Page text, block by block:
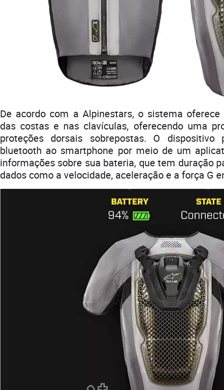
De acordo com a Alpinestars, o sistema
das costas e nas clavículas, oferecendo uma
proteções dorsais sobrepostas. O dispositivo
bluetooth ao smartphone por meio de um
informações sobre sua bateria, que tem duração
dados como a velocidade, aceleração e a força G